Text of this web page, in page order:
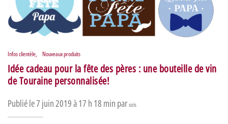
Infos clientèle, Nouveaux produits
Idée cadeau pour la fête des pères : une bouteille de vin
de Touraine personnalisée!
Publié le 7 juin 2019 à 17 h 18 min parozis